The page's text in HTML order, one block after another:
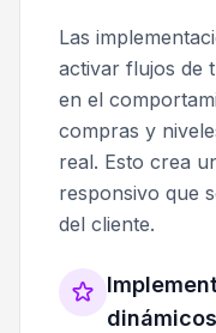
Las
activar flujos de
en el
compras y
real. Esto crea
responsivo que
del cliente.
dinámicos